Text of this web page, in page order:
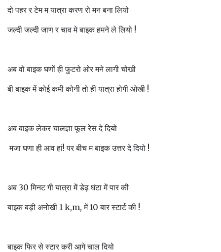
दो पहर र टेम म यात्रा करण रो मन बना लियो
जल्दी जल्दी जाण र चाव मे बाइक हमने ले लियो !
अब वो बाइक घणों ही फुटरो ओर मने लागी चोखी
बी बाइक में कोई कमी कोनी तो ही यात्रा होगी ओखी !
अब बाइक लेकर चालज्ञा फूल रेस दे दियो
मजा घणा ही आव हां! पर बीच म बाइक उत्तर दे दियो !
अब 30 मिनट गी यात्रा में डेढ़ घंटा में पार की
बाइक बड़ी अनोखी 1 k,m, में 10 बार स्टार्ट की !
बाइक फिर से स्टार करी आगे चाल दियो